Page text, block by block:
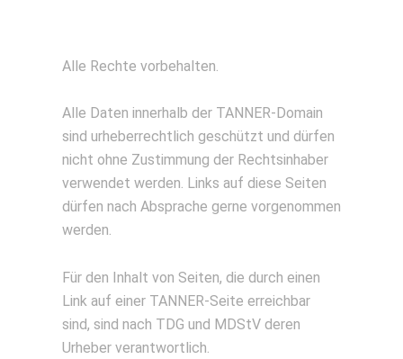
Alle Rechte vorbehalten.
Alle Daten innerhalb der TANNER-Domain
sind urheberrechtlich geschützt und dürfen
nicht ohne Zustimmung der Rechtsinhaber
verwendet werden. Links auf diese Seiten
dürfen nach Absprache gerne vorgenommen
werden.
Für den Inhalt von Seiten, die durch einen
Link auf einer TANNER-Seite erreichbar
sind, sind nach TDG und MDStV deren
Urheber verantwortlich.